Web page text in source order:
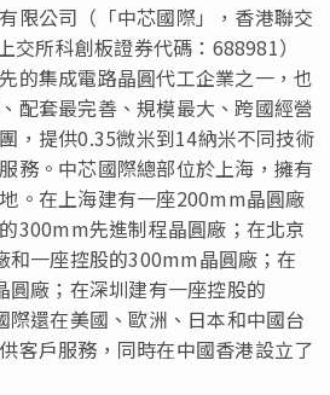
限公司（「中芯國際」，香港聯交
交所科創板證券代碼：688981）
的集成電路晶圓代工企業之一，也
配套最完善、規模最大、跨國經營
，提供0.35微米到14納米不同技術
務。中芯國際總部位於上海，擁有
。在上海建有一座200mm晶圓廠
300mm先進制程晶圓廠；在北京
和一座控股的300mm晶圓廠；在
廠；在深圳建有一座控股的
還在美國、歐洲、日本和中國台
客戶服務，同時在中國香港設立了